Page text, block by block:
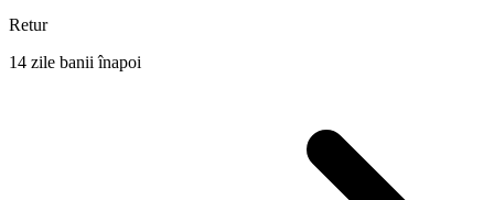
Retur
14 zile banii înapoi